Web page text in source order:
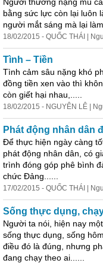
bằng sức lực còn lại luôn
người mắt sáng mà lại
18/02/2015 - QUỐC THÁI |
Tình – Tiền
Tình cảm sâu nặng khó
đồng tiền xen vào thì
còn giết hại nhau,.....
18/02/2015 - NGUYÊN LÊ |
Phát động nhân dân
Để thực hiện ngày càng
phát động nhân dân, có
trình đóng góp phê bình
chức Đảng......
17/02/2015 - QUỐC THÁI |
Sống thực dụng,
Người ta nói, hiện nay
sống thực dụng, sống
điều đó là đúng, nhưng
đang chạy theo ai......